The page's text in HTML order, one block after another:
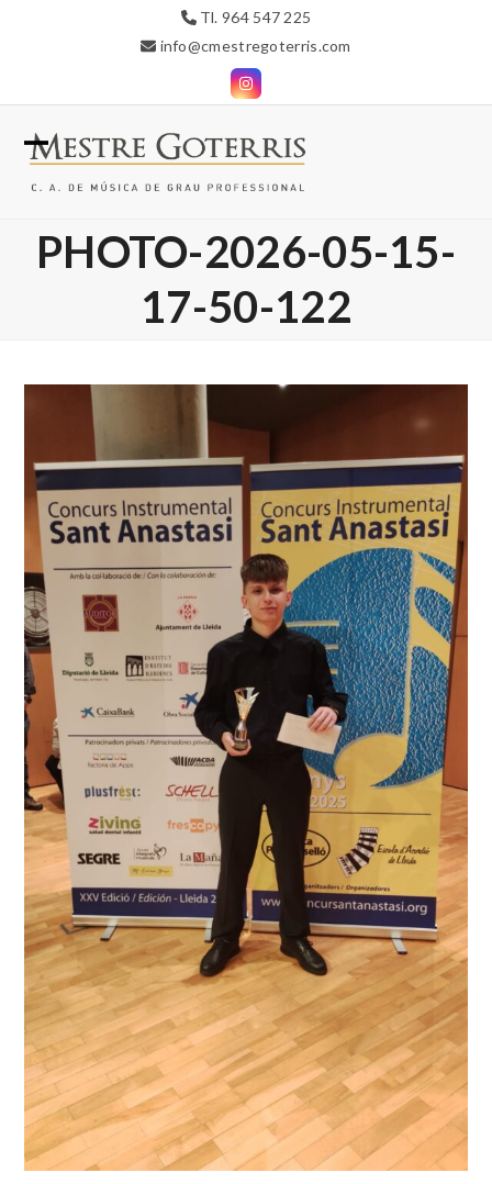
Tl. 964 547 225
info@cmestregoterris.com
Instagram
Open
menu
Close
menu
PHOTO-2026-05-15-
17-50-122